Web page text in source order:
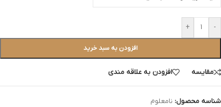
-
+
افزودن به سبد خرید
مقایسه افزودن به علاقه مندی
شناسه محصول: نامعلوم